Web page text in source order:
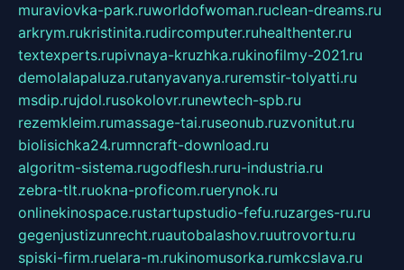
muraviovka-park.ruworldofwoman.ruclean-dreams.ru
arkrym.rukristinita.rudircomputer.ruhealthenter.ru
textexperts.rupivnaya-kruzhka.rukinofilmy-2021.ru
demolalapaluza.rutanyavanya.ruremstir-tolyatti.ru
msdip.rujdol.rusokolovr.runewtech-spb.ru
rezemkleim.rumassage-tai.ruseonub.ruzvonitut.ru
biolisichka24.rumncraft-download.ru
algoritm-sistema.rugodflesh.ruru-industria.ru
zebra-tlt.ruokna-proficom.ruerynok.ru
onlinekinospace.rustartupstudio-fefu.ruzarges-ru.ru
gegenjustizunrecht.ruautobalashov.ruutrovortu.ru
spiski-firm.ruelara-m.rukinomusorka.rumkcslava.ru